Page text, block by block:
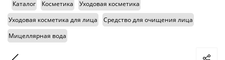
Каталог Косметика
Уходовая косметика
Уходовая косметика для лица
Средство для очищения лица
Мицеллярная вода